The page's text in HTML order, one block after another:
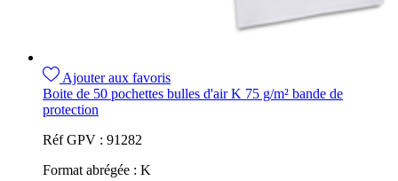
Ajouter aux favoris
Boite de 50 pochettes bulles d'air K 75 g/m² bande de
protection
Réf GPV : 91282
Format abrégée : K